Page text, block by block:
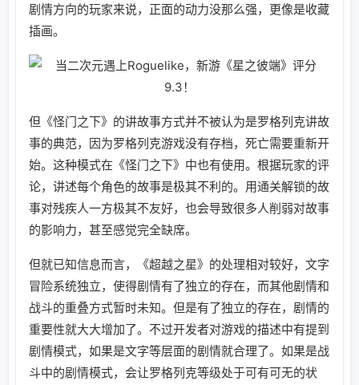
剧情方向的玩家来说，正面的动力没那么强，更像是收藏
插画。
但《怪门之下》的讲故事方式并不被认为是罗格列克讲故
事的典范，因为罗格列克游戏没有存档，死亡需要重新开
始。这种模式在《怪门之下》中也有使用。根据玩家的评
论，讲述每个角色的故事是极其不利的。用通关解锁的故
事对残疾人一方极其不友好，也会导致很多人削弱对故事
的影响力，甚至感觉完全缺席。
但就已知信息而言，《超越之星》的处理相对较好，文字
冒险系统独立，使得剧情有了独立的存在，而其他剧情和
战斗的重叠方式暂时未知。但是有了独立的存在，剧情的
重要性就大大增加了。不过开发者对游戏的描述中有提到
剧情模式，如果是文字等层面的剧情就合理了。如果是战
斗中的剧情模式，会让罗格列克等级处于可有可无的状